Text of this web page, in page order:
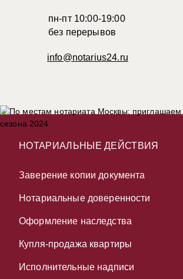
пн-пт 10:00-19:00
без перерывов
info@notarius24.ru
НОТАРИАЛЬНЫЕ ДЕЙСТВИЯ
Заверение копии документа
Нотариальные доверенности
Оформление наследства
Купля-продажа квартиры
Исполнительные надписи